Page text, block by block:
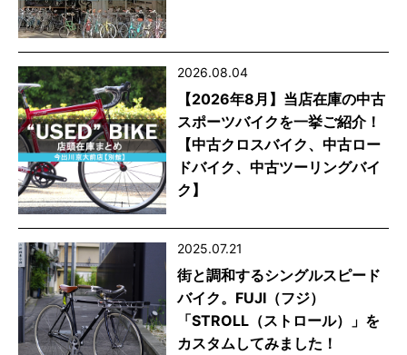
2026.08.04
【2026年8月】当店在庫の中古
スポーツバイクを一挙ご紹介！
【中古クロスバイク、中古ロー
ドバイク、中古ツーリングバイ
ク】
2025.07.21
街と調和するシングルスピード
バイク。FUJI（フジ）
「STROLL（ストロール）」を
カスタムしてみました！